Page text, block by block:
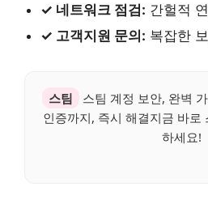
✓ 네트워크 점검: 간헐적
✓ 고객지원 문의: 복잡한
스팀
스팀 계정 보안, 완벽
인증까지, 즉시 해결지금 바로
하세요!